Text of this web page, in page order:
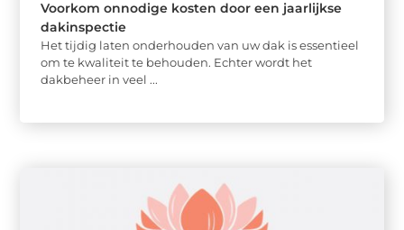
Voorkom onnodige kosten door een jaarlijkse
dakinspectie
Het tijdig laten onderhouden van uw dak is essentieel
om te kwaliteit te behouden. Echter wordt het
dakbeheer in veel ...